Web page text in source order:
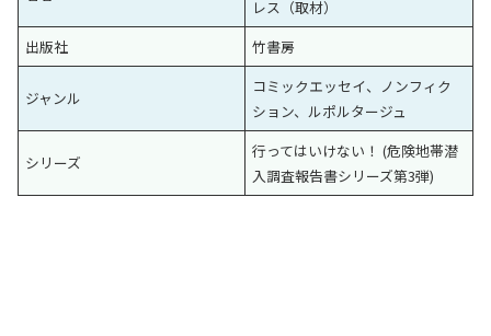
レス（取材）
出版社
竹書房
ジャンル
コミックエッセイ、ノンフィク
ション、ルポルタージュ
シリーズ
行ってはいけない！ (危険地帯潜
入調査報告書シリーズ第3弾)